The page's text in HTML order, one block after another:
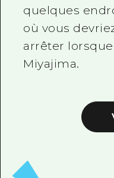
quelques
où vous
arrêter
Miyajima.